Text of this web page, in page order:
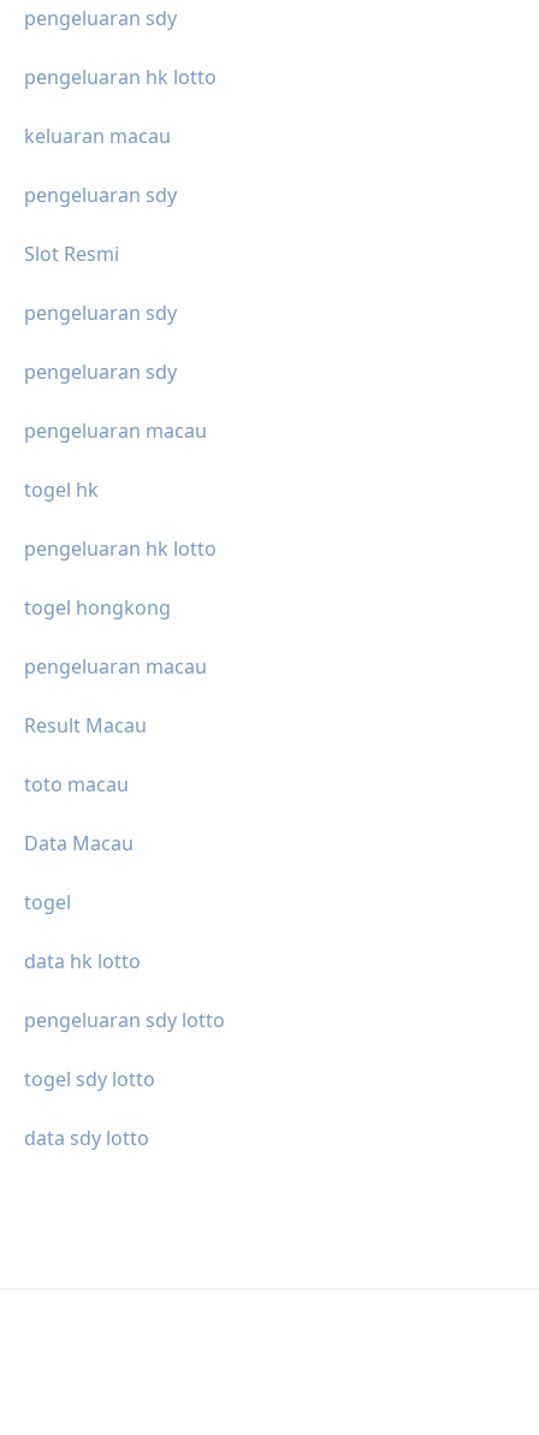
pengeluaran sdy
pengeluaran hk lotto
keluaran macau
pengeluaran sdy
Slot Resmi
pengeluaran sdy
pengeluaran sdy
pengeluaran macau
togel hk
pengeluaran hk lotto
togel hongkong
pengeluaran macau
Result Macau
toto macau
Data Macau
togel
data hk lotto
pengeluaran sdy lotto
togel sdy lotto
data sdy lotto